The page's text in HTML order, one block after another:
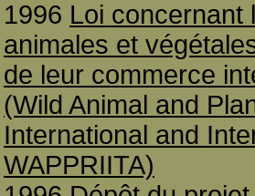
1996 Loi concernant
animales et
de leur commerce
(Wild Animal and
International and
WAPPRIITA)